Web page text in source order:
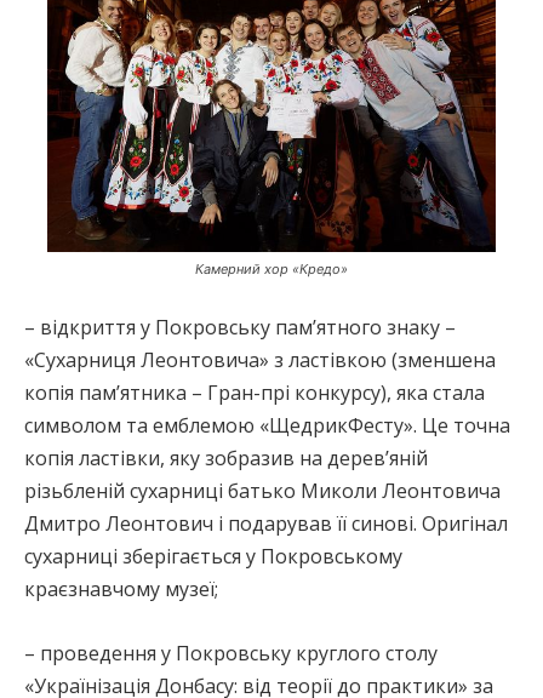
Камерний хор «Кредо»
– відкриття у Покровську пам’ятного знаку –
«Сухарниця Леонтовича» з ластівкою (зменшена
копія пам’ятника – Гран-прі конкурсу), яка стала
символом та емблемою «ЩедрикФесту». Це точна
копія ластівки, яку зобразив на дерев’яній
різьбленій сухарниці батько Миколи Леонтовича
Дмитро Леонтович і подарував її синові. Оригінал
сухарниці зберігається у Покровському
краєзнавчому музеї;
– проведення у Покровську круглого столу
«Українізація Донбасу: від теорії до практики» за